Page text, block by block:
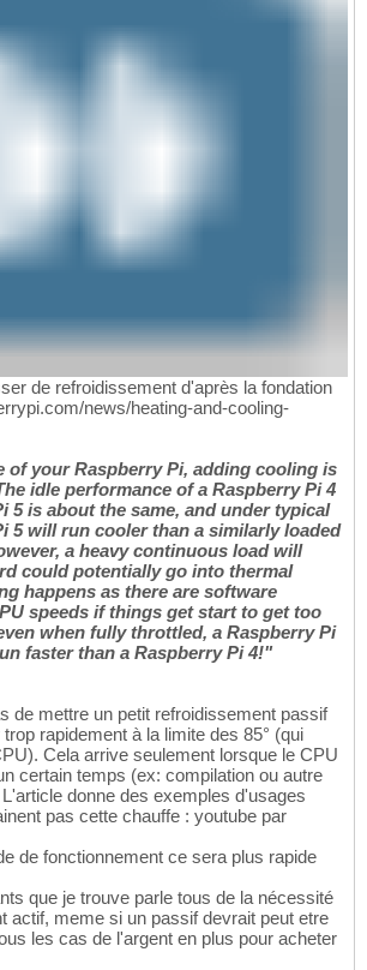
de refroidissement d'après la fondation
news/heating-and-cooling-
of your Raspberry Pi, adding cooling is
idle performance of a Raspberry Pi 4
5 is about the same, and under typical
5 will run cooler than a similarly loaded
a heavy continuous load will
could potentially go into thermal
happens as there are software
speeds if things get start to get too
when fully throttled, a Raspberry Pi
faster than a Raspberry Pi 4!"
de mettre un petit refroidissement passif
rapidement à la limite des 85° (qui
Cela arrive seulement lorsque le CPU
certain temps (ex: compilation ou autre
donne des exemples d'usages
pas cette chauffe : youtube par
de fonctionnement ce sera plus rapide
que je trouve parle tous de la nécessité
actif, meme si un passif devrait peut etre
les cas de l'argent en plus pour acheter